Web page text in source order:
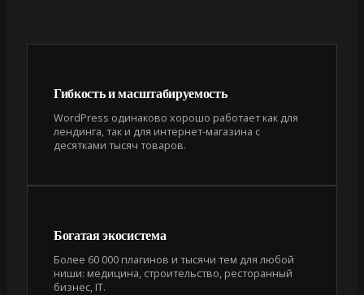
Гибкость и масштабируемость
WordPress одинаково хорошо работает как для
лендинга, так и для интернет-магазина с
десятками тысяч товаров.
Богатая экосистема
Более 60 000 плагинов и тысячи тем для любой
ниши: медицина, строительство, ресторанный
бизнес, IT.